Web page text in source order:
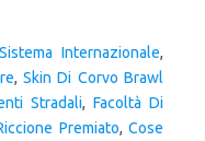
Internazionale,
, Skin Di Corvo Brawl
Stradali, Facoltà Di
Premiato,Cose